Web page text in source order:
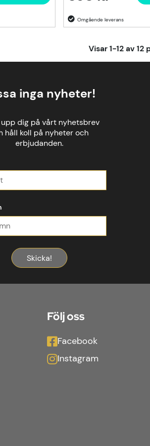
Visar1-12av12
inga nyheter!
upp dig på vårt nyhetsbrev
håll koll på nyheter och
erbjudanden.
Skicka!
Följ oss
Facebook
Instagram